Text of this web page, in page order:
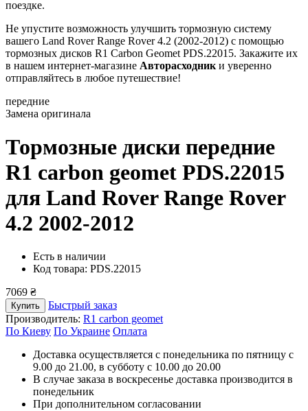
поездке.
Не упустите возможность улучшить тормозную систему
вашего Land Rover Range Rover 4.2 (2002-2012) с помощью
тормозных дисков R1 Carbon Geomet PDS.22015. Закажите их
в нашем интернет-магазине Авторасходник и уверенно
отправляйтесь в любое путешествие!
передние
Замена оригинала
Тормозные диски передние
R1 carbon geomet PDS.22015
для Land Rover Range Rover
4.2 2002-2012
Есть в наличии
Код товара: PDS.22015
7069 ₴
Купить
Быстрый заказ
Производитель: R1 carbon geomet
По Киеву По Украине Оплата
Доставка осуществляется с понедельника по пятницу с
9.00 до 21.00, в субботу с 10.00 до 20.00
В случае заказа в воскресенье доставка производится в
понедельник
При дополнительном согласовании